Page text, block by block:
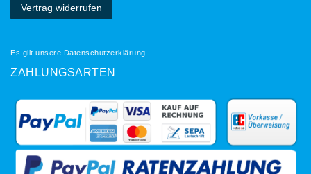
Vertrag widerrufen
Es gilt unsere Datenschutzerklärung
ZAHLUNGSARTEN